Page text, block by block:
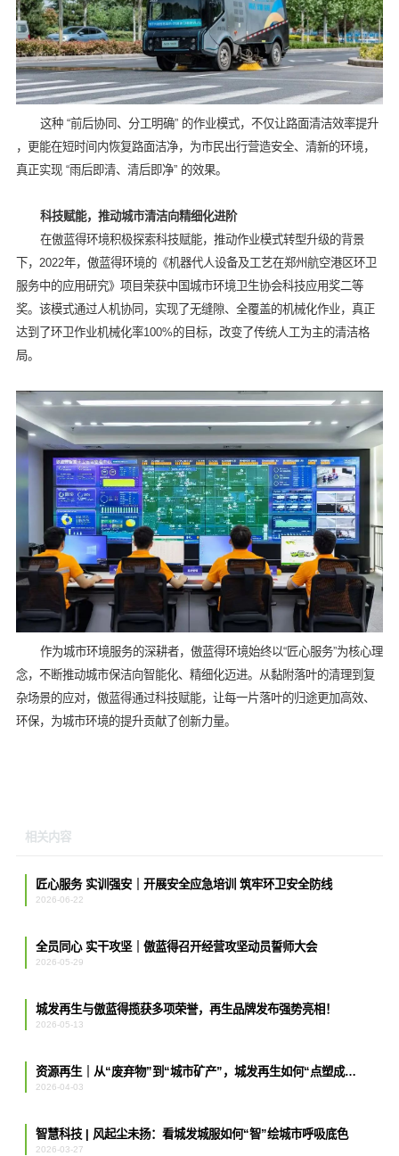
这种 “前后协同、分工明确” 的作业模式，不仅让路面清洁效率提升
，更能在短时间内恢复路面洁净，为市民出行营造安全、清新的环境，
真正实现 “雨后即清、清后即净” 的效果。
科技赋能，推动城市清洁向精细化进阶
在傲蓝得环境积极探索科技赋能，推动作业模式转型升级的背景
下，2022年，傲蓝得环境的《机器代人设备及工艺在郑州航空港区环卫
服务中的应用研究》项目荣获中国城市环境卫生协会科技应用奖二等
奖。该模式通过人机协同，实现了无缝隙、全覆盖的机械化作业，真正
达到了环卫作业机械化率100%的目标，改变了传统人工为主的清洁格
局。
作为城市环境服务的深耕者，傲蓝得环境始终以“匠心服务”为核心理
念，不断推动城市保洁向智能化、精细化迈进。从黏附落叶的清理到复
杂场景的应对，傲蓝得通过科技赋能，让每一片落叶的归途更加高效、
环保，为城市环境的提升贡献了创新力量。
相关内容
匠心服务 实训强安｜开展安全应急培训 筑牢环卫安全防线
2026-06-22
全员同心 实干攻坚｜傲蓝得召开经营攻坚动员誓师大会
2026-05-29
城发再生与傲蓝得揽获多项荣誉，再生品牌发布强势亮相！
2026-05-13
资源再生｜从“废弃物”到“城市矿产”，城发再生如何“点塑成金”？
2026-04-03
智慧科技 | 风起尘未扬：看城发城服如何“智”绘城市呼吸底色
2026-03-27